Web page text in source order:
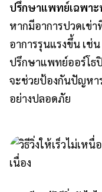
ปรึกษาแพทย์เฉพาะ
หากมีอาการปวดเข่
อาการรุนแรงขึ้น เช่
ปรึกษาแพทย์ออร์โธ
จะช่วยป้องกันปัญหา
อย่างปลอดภัย